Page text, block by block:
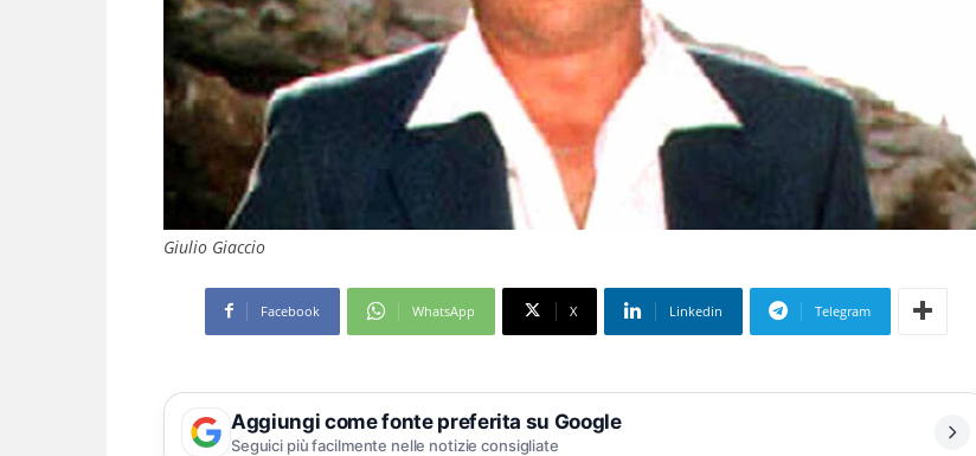
Giulio Giaccio
Facebook WhatsApp X Linkedin Telegram
Aggiungi come fonte preferita su Google
Seguici più facilmente nelle notizie consigliate